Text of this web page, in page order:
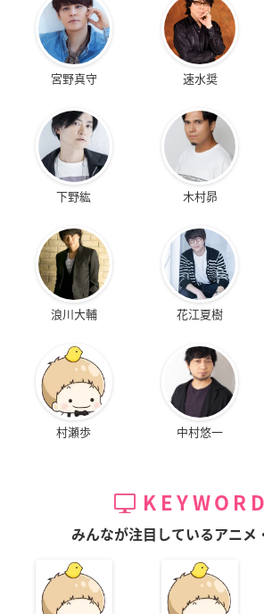
宮野真守 速水奨
下野紘 木村昴
浪川大輔 花江夏樹
村瀬歩 中村悠一
みんなが注目しているアニメ